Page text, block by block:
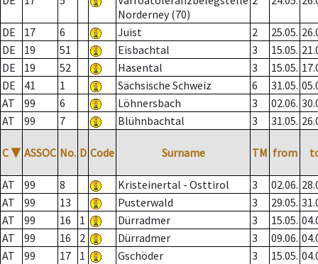
Norderney (70)
DE 17 6 Juist 2 25.05.
DE
19 51 Eisbachtal 3 15.05.
DE
19 52 Hasental 3 15.05.
DE
41 1 Sächsische Schweiz 6 31.05.
AT
99 6 Löhnersbach 3 02.06.
AT
99 7 Blühnbachtal 3 31.05.
C ▼ ASSOC No. D Code Surname TM from
AT 99 8 Kristeinertal - Osttirol 3 02.06.
AT
99 13 Pusterwald 3 29.05.
AT
99 16 1 Dürradmer 3 15.05.
AT
99 16 2 Dürradmer 3 09.06.
AT
99 17 1 Gschöder 3 15.05.